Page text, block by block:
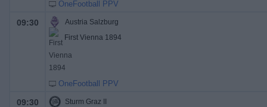
OneFootball PPV
09:30
Austria Salzburg
First Vienna 1894
OneFootball PPV
09:30
Sturm Graz II